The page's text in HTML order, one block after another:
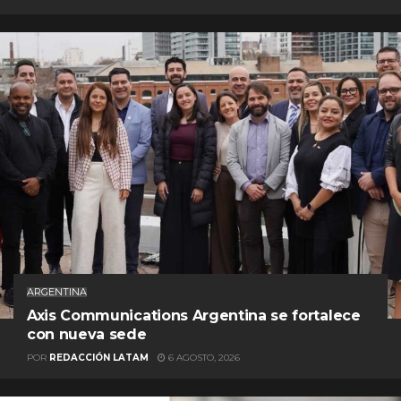
ARGENTINA
Axis Communications Argentina se fortalece
con nueva sede
POR REDACCIÓN LATAM 6 AGOSTO, 2026